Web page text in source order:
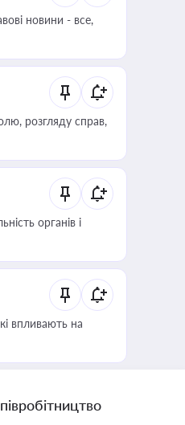
новини - все,
розгляду справ,
органів і
впливають на